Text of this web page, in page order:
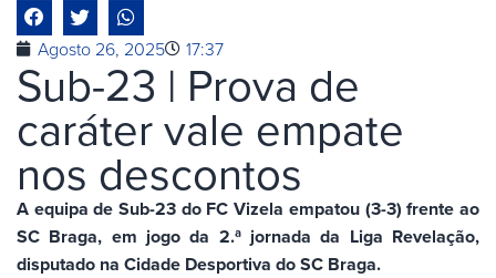
Agosto 26, 2025 17:37
Sub-23 | Prova de
caráter vale empate
nos descontos
A equipa de Sub-23 do FC Vizela empatou (3-3) frente ao
SC Braga, em jogo da 2.ª jornada da Liga Revelação,
disputado na Cidade Desportiva do SC Braga.